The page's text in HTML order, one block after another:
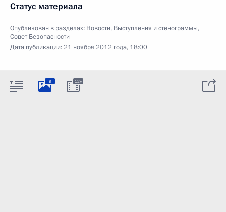
Статус материала
Опубликован в разделах: Новости, Выступления и стенограммы,
Совет Безопасности
Дата публикации:21 ноября 2012 года, 18:00
9 12м